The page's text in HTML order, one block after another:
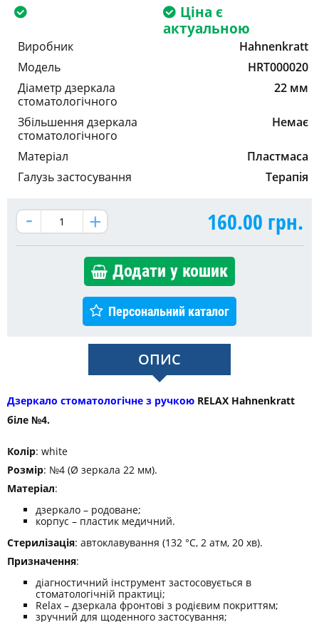
Ціна є
актуальною
Виробник
Hahnenkratt
Модель
HRT000020
Діаметр дзеркала
стоматологічного
22 мм
Збільшення дзеркала
стоматологічного
Немає
Матеріал
Пластмаса
Галузь застосування
Терапія
160.00 грн.
Додати у кошик
Персональний каталог
ОПИС
Дзеркало стоматологічне з ручкою RELAX Hahnenkratt
біле №4.
Колір: white
Розмір: №4 (Ø зеркала 22 мм).
Матеріал:
дзеркало – родоване;
корпус – пластик медичний.
Стерилізація: автоклавування (132 °C, 2 атм, 20 хв).
Призначення:
діагностичний інструмент застосовується в
стоматологічній практиці;
Relax – дзеркала фронтові з родієвим покриттям;
зручний для щоденного застосування;